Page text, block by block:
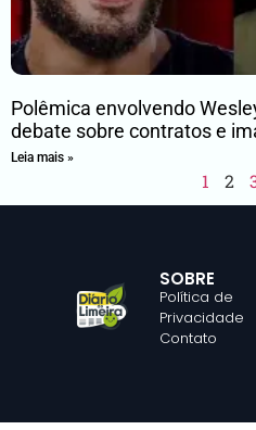
Polêmica envolvendo
debate sobre contratos e
Leia mais »
1 2
SOBRE
Política de
Privacidade
Contato